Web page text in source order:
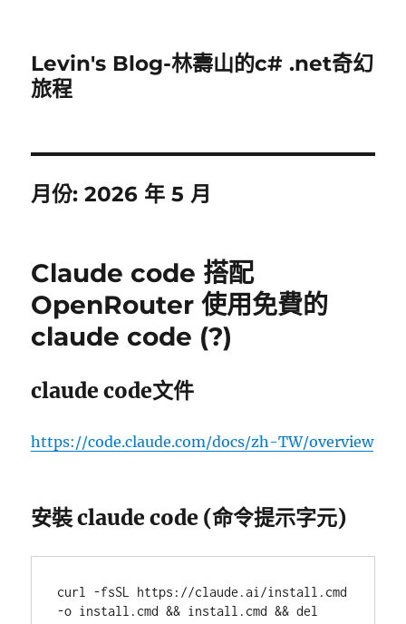
Levin's Blog-林壽山的c# .net奇幻
旅程
月份:2026 年 5 月
Claude code 搭配
OpenRouter 使用免費的
claude code (?)
claude code文件
https://code.claude.com/docs/zh-TW/overview
安裝 claude code (命令提示字元)
curl -fsSL https ://claude .ai /install . cmd
-o install . cmd && install . cmd && del